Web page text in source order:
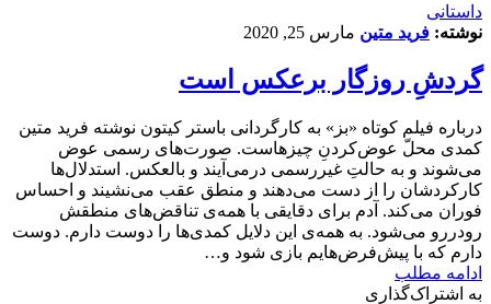
داستانی
نوشته: فرید متین مارس 25, 2020
گردشِ روزگار برعکس است
درباره فیلم کوتاه «بز» به کارگردانی باستر کیتون نوشته فرید متین
کمدی محلّ عوض‌کردنِ چیزهاست. صورت‌های رسمی عوض
می‌شوند و به حالتِ غیررسمی درمی‌آیند و بالعکس. استدلال‌ها
کارکردشان را از دست می‌دهند و منطق عقب می‌نشیند و احساس
فوران می‌کند. آدم برای دقایقی با همه‌ی تناقض‌های منطقش
رودررو می‌شود. به همه‌ی این دلایل کمدی‌ها را دوست دارم. دوست
دارم که با پیش‌‌فرض‌هایم بازی شود و…
ادامه مطلب
به اشتراک‌گذاری